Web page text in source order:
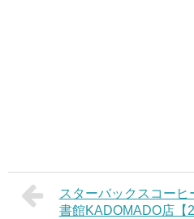
スターバックスコーヒ
書館KADOMADO店【